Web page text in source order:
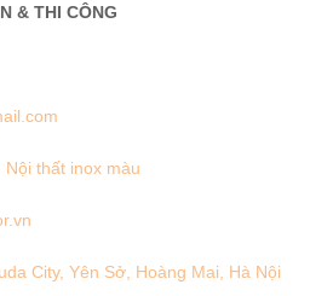
& THI CÔNG
Nội thất inox màu
City, Yên Sở, Hoàng Mai, Hà Nội